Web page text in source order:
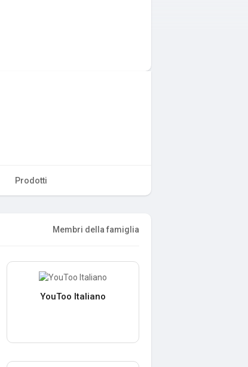
Prodotti
Membri della famiglia
YouToo Italiano